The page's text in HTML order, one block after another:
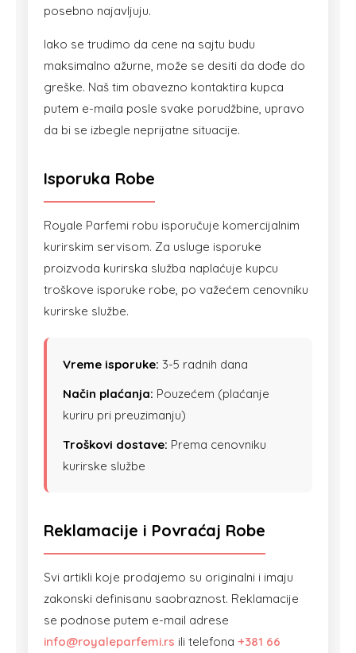
posebno najavljuju.
Iako se trudimo da cene na sajtu budu
maksimalno ažurne, može se desiti da dođe do
greške. Naš tim obavezno kontaktira kupca
putem e-maila posle svake porudžbine, upravo
da bi se izbegle neprijatne situacije.
Isporuka Robe
Royale Parfemi robu isporučuje komercijalnim
kurirskim servisom. Za usluge isporuke
proizvoda kurirska služba naplaćuje kupcu
troškove isporuke robe, po važećem cenovniku
kurirske službe.
Vreme isporuke: 3-5 radnih dana
Način plaćanja: Pouzećem (plaćanje
kuriru pri preuzimanju)
Troškovi dostave: Prema cenovniku
kurirske službe
Reklamacije i Povraćaj Robe
Svi artikli koje prodajemo su originalni i imaju
zakonski definisanu saobraznost. Reklamacije
se podnose putem e-mail adrese
info@royaleparfemi.rs ili telefona +381 66